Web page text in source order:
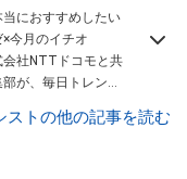
におすすめしたい
今月のイチオ
会社NTTドコモと共
が、毎日トレンド
ストの他の記事を読む